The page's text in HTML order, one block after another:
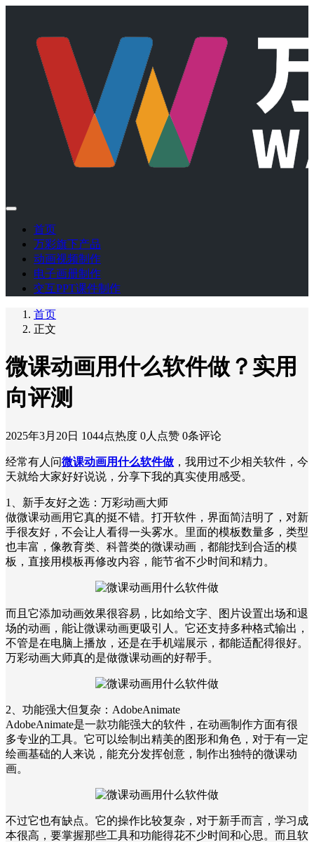
首页
万彩旗下产品
动画视频制作
电子画册制作
交互PPT课件制作
首页
正文
微课动画用什么软件做？实用
向评测
2025年3月20日 1044点热度 0人点赞 0条评论
经常有人问微课动画用什么软件做 ，我用过不少相关软件，今
天就给大家好好说说，分享下我的真实使用感受。
1、新手友好之选：万彩动画大师
做微课动画用它真的挺不错。打开软件，界面简洁明了，对新
手很友好，不会让人看得一头雾水。里面的模板数量多，类型
也丰富，像教育类、科普类的微课动画，都能找到合适的模
板，直接用模板再修改内容，能节省不少时间和精力。
而且它添加动画效果很容易，比如给文字、图片设置出场和退
场的动画，能让微课动画更吸引人。它还支持多种格式输出，
不管是在电脑上播放，还是在手机端展示，都能适配得很好。
万彩动画大师真的是做微课动画的好帮手。
2、功能强大但复杂：AdobeAnimate
AdobeAnimate是一款功能强大的软件，在动画制作方面有很
多专业的工具。它可以绘制出精美的图形和角色，对于有一定
绘画基础的人来说，能充分发挥创意，制作出独特的微课动
画。
不过它也有缺点。它的操作比较复杂，对于新手而言，学习成
本很高，要掌握那些工具和功能得花不少时间和心思。而且软